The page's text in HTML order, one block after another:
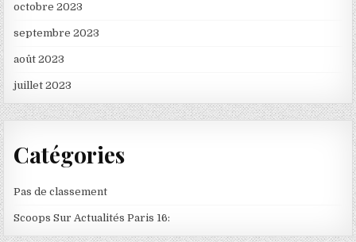
octobre 2023
septembre 2023
août 2023
juillet 2023
Catégories
Pas de classement
Scoops Sur Actualités Paris 16: